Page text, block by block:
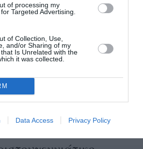
of processing my
Targeted Advertising.
of Collection, Use,
and/or Sharing of my
Is Unrelated with the
it was collected.
Data Access Privacy Policy
στο
Το Δημαρχείο
επισκέφθηκε χθες
ο περιφερειακός σύμβουλος της